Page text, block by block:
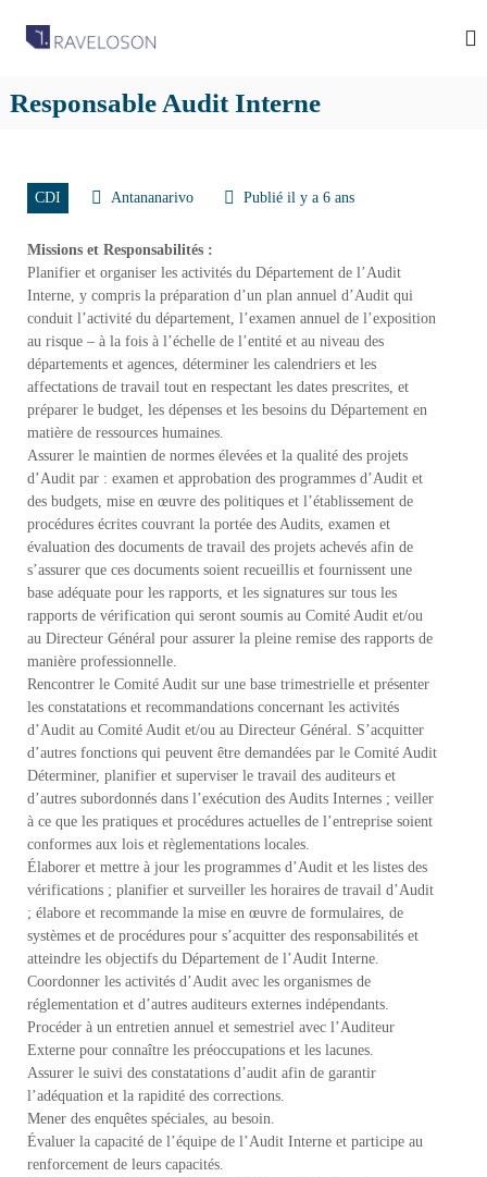
e
s
n
A
s
s
o
c
a
t
e
s
n
c
r
e
m
e
n
t
a
d
a
g
a
a
r
Responsable Audit Interne
CDI Antananarivo Publié il y a 6 ans
Missions et Responsabilités :
Planifier et organiser les activités du Département de l’Audit
Interne, y compris la préparation d’un plan annuel d’Audit qui
conduit l’activité du département, l’examen annuel de l’exposition
au risque – à la fois à l’échelle de l’entité et au niveau des
départements et agences, déterminer les calendriers et les
affectations de travail tout en respectant les dates prescrites, et
préparer le budget, les dépenses et les besoins du Département en
matière de ressources humaines.
Assurer le maintien de normes élevées et la qualité des projets
d’Audit par : examen et approbation des programmes d’Audit et
des budgets, mise en œuvre des politiques et l’établissement de
procédures écrites couvrant la portée des Audits, examen et
évaluation des documents de travail des projets achevés afin de
s’assurer que ces documents soient recueillis et fournissent une
base adéquate pour les rapports, et les signatures sur tous les
rapports de vérification qui seront soumis au Comité Audit et/ou
au Directeur Général pour assurer la pleine remise des rapports de
manière professionnelle.
Rencontrer le Comité Audit sur une base trimestrielle et présenter
les constatations et recommandations concernant les activités
d’Audit au Comité Audit et/ou au Directeur Général. S’acquitter
d’autres fonctions qui peuvent être demandées par le Comité Audit
Déterminer, planifier et superviser le travail des auditeurs et
d’autres subordonnés dans l’exécution des Audits Internes ; veiller
à ce que les pratiques et procédures actuelles de l’entreprise soient
conformes aux lois et règlementations locales.
Élaborer et mettre à jour les programmes d’Audit et les listes des
vérifications ; planifier et surveiller les horaires de travail d’Audit
; élabore et recommande la mise en œuvre de formulaires, de
systèmes et de procédures pour s’acquitter des responsabilités et
atteindre les objectifs du Département de l’Audit Interne.
Coordonner les activités d’Audit avec les organismes de
réglementation et d’autres auditeurs externes indépendants.
Procéder à un entretien annuel et semestriel avec l’Auditeur
Externe pour connaître les préoccupations et les lacunes.
Assurer le suivi des constatations d’audit afin de garantir
l’adéquation et la rapidité des corrections.
Mener des enquêtes spéciales, au besoin.
Évaluer la capacité de l’équipe de l’Audit Interne et participe au
renforcement de leurs capacités.